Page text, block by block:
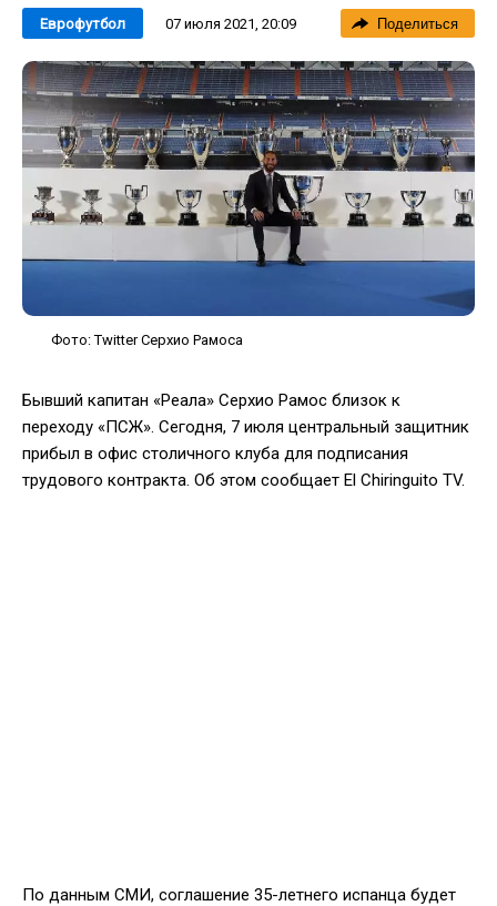
Еврофутбол 07 июля 2021, 20:09 Поделиться
Фото: Twitter Серхио Рамоса
Бывший капитан «Реала» Серхио Рамос близок к
переходу «ПСЖ». Сегодня, 7 июля центральный защитник
прибыл в офис столичного клуба для подписания
трудового контракта. Об этом сообщает El Chiringuito TV.
По данным СМИ, соглашение 35-летнего испанца будет